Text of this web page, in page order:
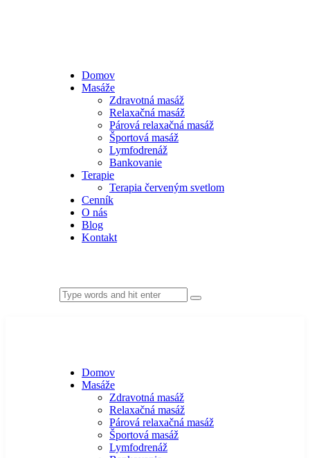
Domov
Masáže
Zdravotná masáž
Relaxačná masáž
Párová relaxačná masáž
Športová masáž
Lymfodrenáž
Bankovanie
Terapie
Terapia červeným svetlom
Cenník
O nás
Blog
Kontakt
Domov
Masáže
Zdravotná masáž
Relaxačná masáž
Párová relaxačná masáž
Športová masáž
Lymfodrenáž